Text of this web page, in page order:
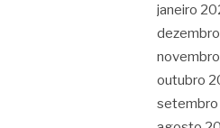
janeiro
outubro